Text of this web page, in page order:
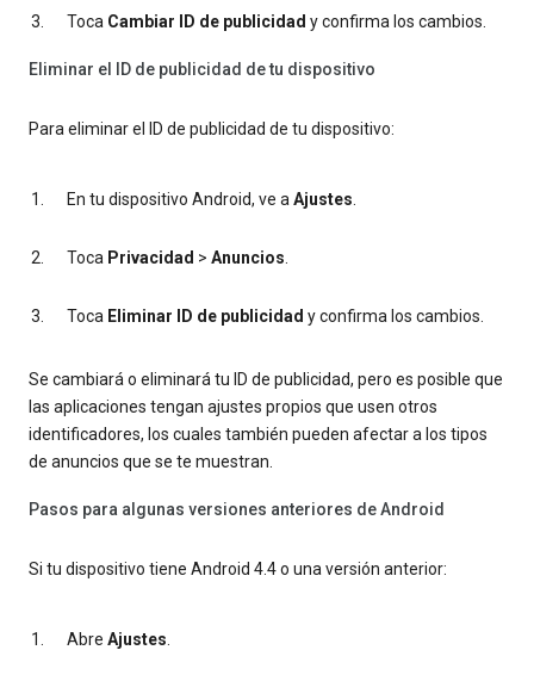
Toca Cambiar ID de publicidad y confirma los cambios.
Eliminar el ID de publicidad de tu dispositivo
Para eliminar el ID de publicidad de tu dispositivo:
En tu dispositivo Android, ve aAjustes.
Toca Privacidad > Anuncios.
Toca Eliminar ID de publicidad y confirma los cambios.
Se cambiará o eliminará tu ID de publicidad, pero es posible que
las aplicaciones tengan ajustes propios que usen otros
identificadores, los cuales también pueden afectar a los tipos
de anuncios que se te muestran.
Pasos para algunas versiones anteriores de Android
Si tu dispositivo tiene Android 4.4 o una versión anterior:
Abre Ajustes.